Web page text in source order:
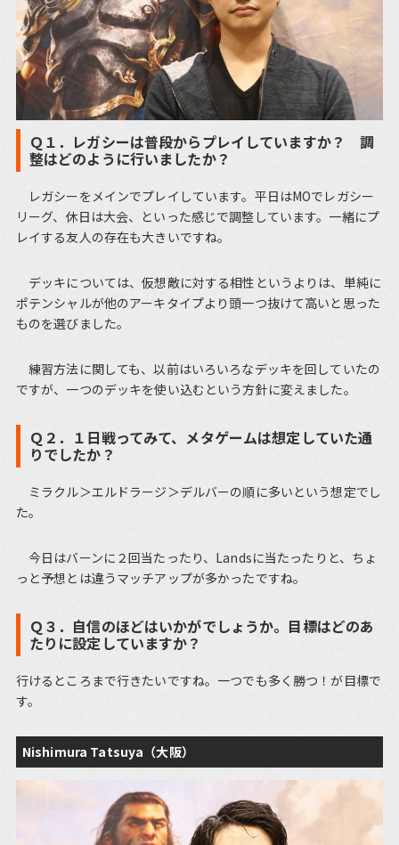
Ｑ１．レガシーは普段からプレイしていますか？ 調
整はどのように行いましたか？
レガシーをメインでプレイしています。平日はMOでレガシー
リーグ、休日は大会、といった感じで調整しています。一緒にプ
レイする友人の存在も大きいですね。
デッキについては、仮想敵に対する相性というよりは、単純に
ポテンシャルが他のアーキタイプより頭一つ抜けて高いと思った
ものを選びました。
練習方法に関しても、以前はいろいろなデッキを回していたの
ですが、一つのデッキを使い込むという方針に変えました。
Ｑ２．１日戦ってみて、メタゲームは想定していた通
りでしたか？
ミラクル＞エルドラージ＞デルバーの順に多いという想定でし
た。
今日はバーンに２回当たったり、Landsに当たったりと、ちょ
っと予想とは違うマッチアップが多かったですね。
Ｑ３．自信のほどはいかがでしょうか。目標はどのあ
たりに設定していますか？
行けるところまで行きたいですね。一つでも多く勝つ！が目標で
す。
Nishimura Tatsuya（大阪）